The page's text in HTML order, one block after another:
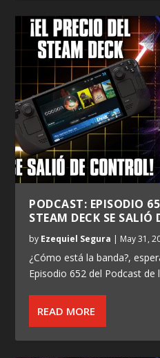
PODCAST: EPISODIO
STEAM DECK SE SALIÓ
by Ezequiel Segura | May 31,
¿Cómo está la banda?,
Episodio 652 del Podcast de
READ MORE